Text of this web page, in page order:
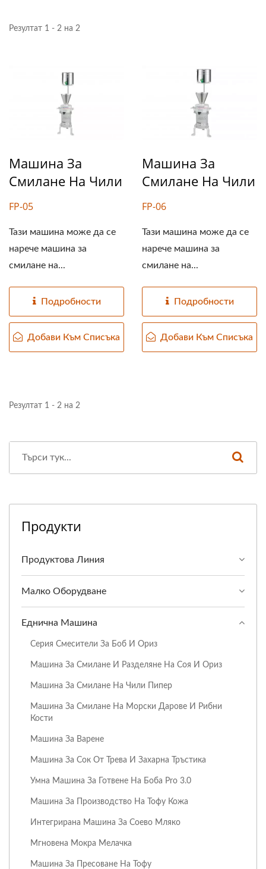
Резултат 1 - 2 на 2
Машина За
Смилане На Чили
FP-05
Тази машина може да се
нарече машина за
смилане на...
Подробности
Добави Към Списъка
Машина За
Смилане На Чили
FP-06
Тази машина може да се
нарече машина за
смилане на...
Подробности
Добави Към Списъка
Резултат 1 - 2 на 2
Продукти
Продуктова Линия
Малко Оборудване
Еднична Машина
Серия Смесители За Боб И Ориз
Машина За Смилане И Разделяне На Соя И Ориз
Машина За Смилане На Чили Пипер
Машина За Смилане На Морски Дарове И Рибни
Кости
Машина За Варене
Машина За Сок От Трева И Захарна Тръстика
Умна Машина За Готвене На Боба Pro 3.0
Машина За Производство На Тофу Кожа
Интегрирана Машина За Соево Мляко
Мгновена Мокра Мелачка
Машина За Пресоване На Тофу